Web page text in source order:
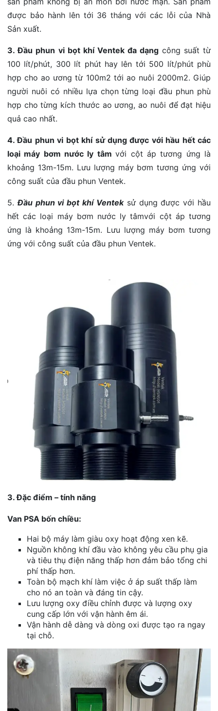
được bảo hành lên tới 36 tháng với các lỗi của Nhà
Sản xuất.
3. Đầu phun vi bọt khí Ventek đa dạng công suất từ
100 lít/phút, 300 lít phút hay lên tới 500 lít/phút phù
hợp cho ao ương từ 100m2 tới ao nuôi 2000m2. Giúp
người nuôi có nhiều lựa chọn từng loại đầu phun phù
hợp cho từng kích thước ao ương, ao nuôi để đạt hiệu
quả cao nhất.
4. Đầu phun vi bọt khí sử dụng được với hầu hết các
loại máy bơm nước ly tâmvới cột áp tương ứng là
khoảng 13m-15m. Lưu lượng máy bơm tương ứng với
công suất của đầu phun Ventek.
5.Đầu phun vi bọt khí Venteksử dụng được với hầu
hết các loại máy bơm nước ly tâmvới cột áp tương
ứng là khoảng 13m-15m. Lưu lượng máy bơm tương
ứng với công suất của đầu phun Ventek.
3. Đặc điểm – tính năng
Van PSA bốn chiều:
Hai bộ máy làm giàu oxy hoạt động xen kẽ.
Nguồn không khí đầu vào không yêu cầu phụ gia
và tiêu thụ điện năng thấp hơn đảm bảo tổng chi
phí thấp hơn.
Toàn bộ mạch khí làm việc ở áp suất thấp làm
cho nó an toàn và đáng tin cậy.
Lưu lượng oxy điều chỉnh được và lượng oxy
cung cấp lớn với vận hành êm ái.
Vận hành dễ dàng và dòng oxi được tạo ra ngay
tại chỗ.